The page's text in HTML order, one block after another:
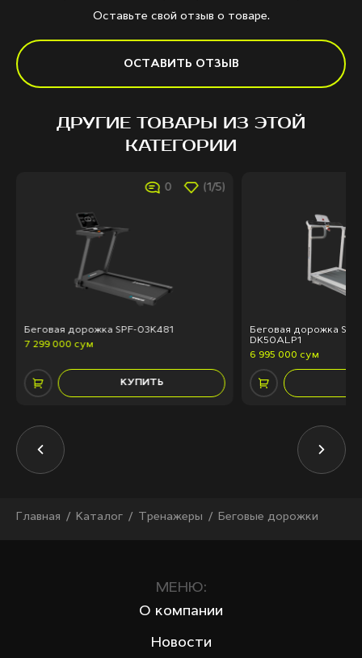
Оставьте свой отзыв о товаре.
ОСТАВИТЬ ОТЗЫВ
ДРУГИЕ ТОВАРЫ ИЗ ЭТОЙ
КАТЕГОРИИ
0 (1/5)
Беговая дорожка SPF-03K481
7 299 000 сум
КУПИТЬ
Беговая дорожка SPF-
DK50ALP1
6 995 000 сум
Главная Каталог Тренажеры Беговые дорожки
МЕНЮ:
О компании
Новости